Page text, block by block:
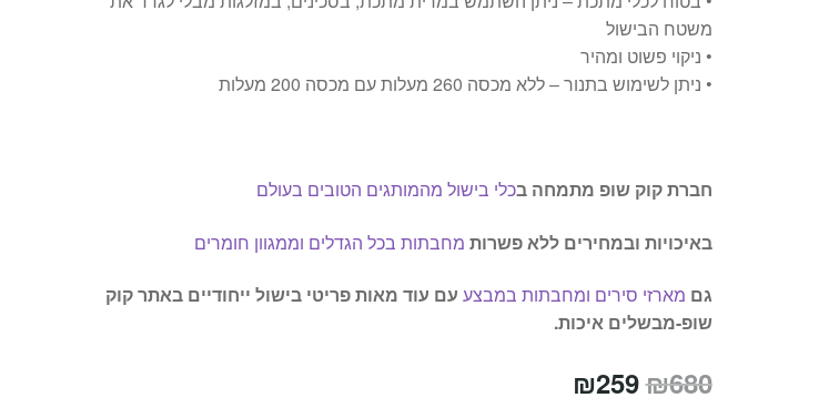
משטח הבישול
• ניקוי פשוט ומהיר
• ניתן לשימוש בתנור – ללא מכסה 260 מעלות עם מכסה 200 מעלות
חברת קוק שופ מתמחה בכלי בישול מהמותגים הטובים בעולם
באיכויות ובמחירים ללא פשרות מחבתות בכל הגדלים וממגוון חומרים
גם מארזי סירים ומחבתות במבצע עם עוד מאות פריטי בישול ייחודיים באתר קוק
שופ-מבשלים איכות.
₪680
המחיר
₪259